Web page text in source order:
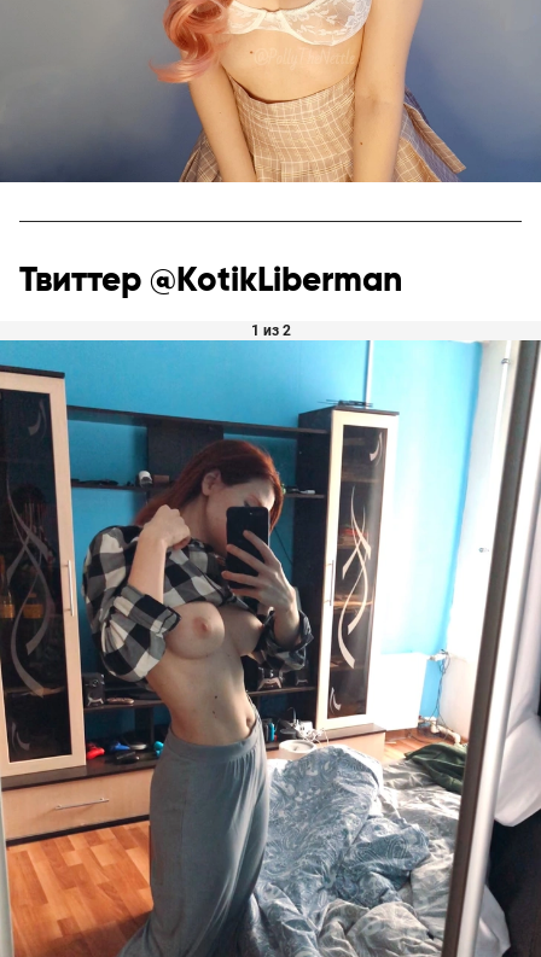
Твиттер @KotikLiberman
1 из 2